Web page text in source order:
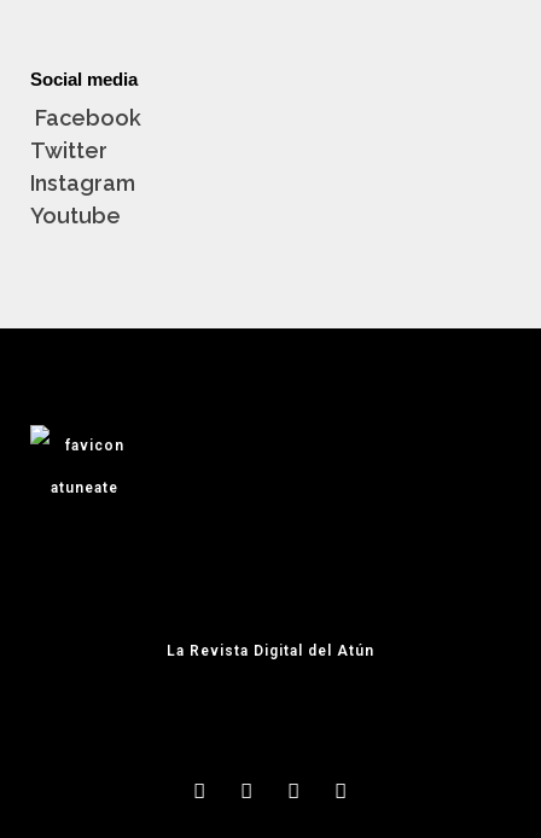
Social media
Facebook
Twitter
Instagram
Youtube
La Revista Digital del Atún